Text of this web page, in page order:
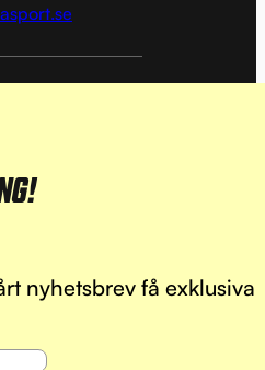
nyhetsbrev få exklusiva